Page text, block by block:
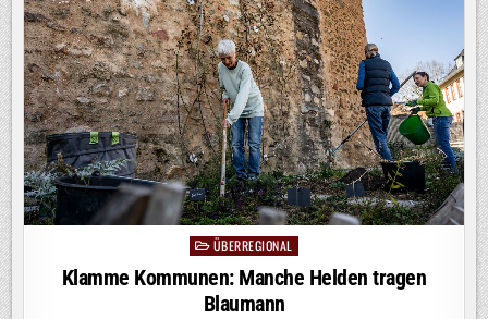
PostedÜBERREGIONAL
Klamme Kommunen: Manche Helden tragen
Blaumann